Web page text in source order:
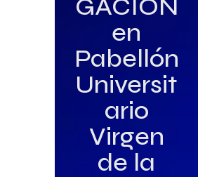
GACIÓN
en
Pabellón
Universit
ario
Virgen
de la